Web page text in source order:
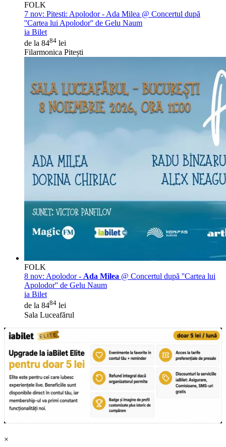
FOLK
7 nov: Pitesti: Apolodor - Ada Milea @ Concertul după
''Cartea lui Apolodor'' de Gelu Naum
ia Bilet
de la 8484 lei
Filarmonica Pitești
FOLK
8 nov: Apolodor - Ada Milea @ Concertul după ''Cartea lui
Apolodor'' de Gelu Naum
ia Bilet
de la 8484 lei
Sala Luceafărul
×